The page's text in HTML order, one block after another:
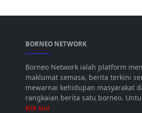
BORNEO NETWORK
Borneo Network ialah platform
maklumat semasa, berita terkini
mewarnai kehidupan masyarakat
rangkaian berita satu borneo.
klik sini